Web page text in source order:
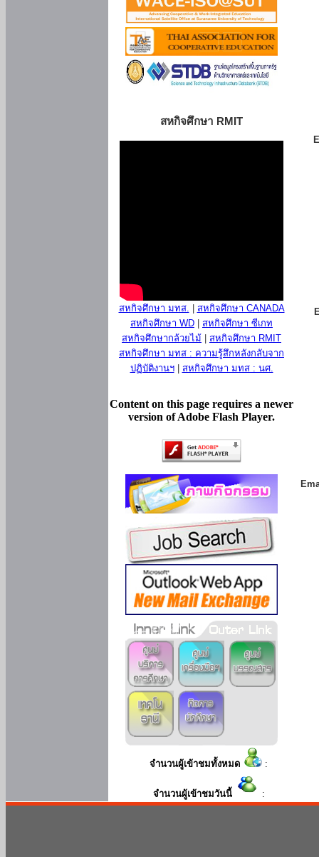
สหกิจศึกษา RMIT
สหกิจศึกษา มทส.
สหกิจศึกษา CANADA
สหกิจศึกษา WD
สหกิจศึกษา ซีเกท
สหกิจศึกษากล้วยไม้
สหกิจศึกษา RMIT
สหกิจศึกษา มทส : ความรู้สึกหลังกลับจาก
ปฏิบัติงานฯ| สหกิจศึกษา มทส : นศ.
Content on this page requires a newer
version of Adobe Flash Player.
จำนวนผู้เข้าชมทั้งหมด :
จำนวนผู้เข้าชมวันนี้ :